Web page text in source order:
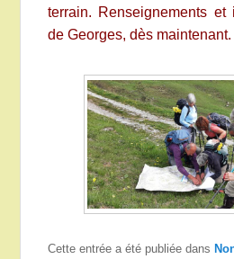
terrain. Renseignements et
de Georges, dès maintenant.
Cette entrée a été publiée dans